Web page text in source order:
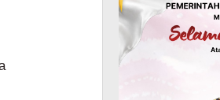
KUA-PPAS
Defisit 170
Belanja